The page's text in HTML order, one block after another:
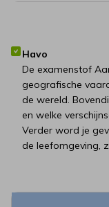
Havo
De examenstof
geografische
de wereld.
en welke
Verder word je
de leefomgeving,